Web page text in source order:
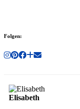
Folgen:
Elisabeth